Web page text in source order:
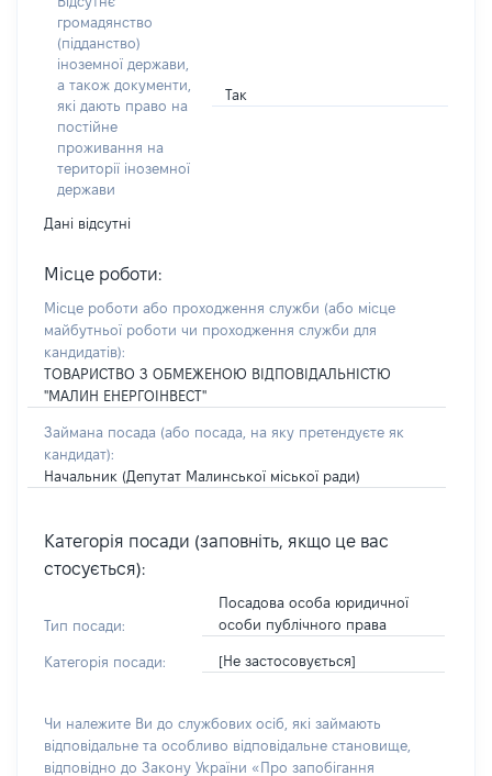
громадянство
(підданство)
іноземної держави,
а також документи,
які дають право на
постійне
проживання на
території іноземної
держави
Так
Дані відсутні
Місце роботи:
Місце роботи або проходження служби (або місце
майбутньої роботи чи проходження служби для
кандидатів):
ТОВАРИСТВО З ОБМЕЖЕНОЮ ВІДПОВІДАЛЬНІСТЮ
"МАЛИН ЕНЕРГОІНВЕСТ"
Займана посада (або посада, на яку претендуєте як
кандидат):
Начальник (Депутат Малинської міської ради)
Категорія посади (заповніть, якщо це вас
стосується):
Тип посади:
Посадова особа юридичної
особи публічного права
Категорія посади: [Не застосовується]
Чи належите Ви до службових осіб, які займають
відповідальне та особливо відповідальне становище,
відповідно до Закону України «Про запобігання